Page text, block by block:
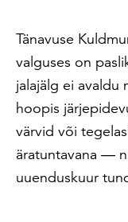
Tänavuse
valguses on
jalajälg ei avaldu
hoopis
värvid või
äratuntavana —
uuenduskuur